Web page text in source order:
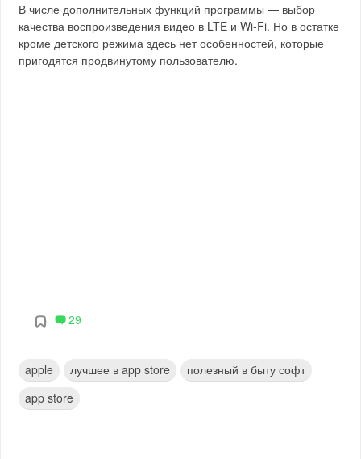
В числе дополнительных функций программы — выбор
качества воспроизведения видео в LTE и Wi-Fi. Но в остатке
кроме детского режима здесь нет особенностей, которые
пригодятся продвинутому пользователю.
29
apple лучшее в app store
полезный в быту софт
app store